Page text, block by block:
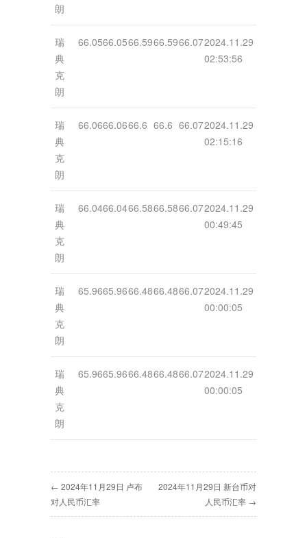
朗
瑞
典
克
朗
66.0566.0566.5966.5966.072024.11.29
02:53:56
瑞
典
克
朗
66.0666.0666.6 66.6 66.072024.11.29
02:15:16
瑞
典
克
朗
66.0466.0466.5866.5866.072024.11.29
00:49:45
瑞
典
克
朗
65.9665.9666.4866.4866.072024.11.29
00:00:05
瑞
典
克
朗
65.9665.9666.4866.4866.072024.11.29
00:00:05
← 2024年11月29日 卢布
对人民币汇率
2024年11月29日 新台币对
人民币汇率 →